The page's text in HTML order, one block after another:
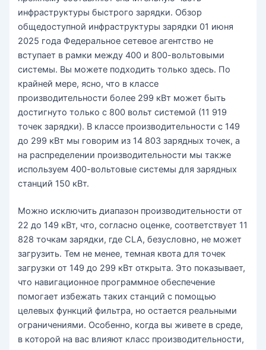
инфраструктуры быстрого зарядки. Обзор
общедоступной инфраструктуры зарядки 01 июня
2025 года Федеральное сетевое агентство не
вступает в рамки между 400 и 800-вольтовыми
системы. Вы можете подходить только здесь. По
крайней мере, ясно, что в классе
производительности более 299 кВт может быть
достигнуто только с 800 вольт системой (11 919
точек зарядки). В классе производительности с 149
до 299 кВт мы говорим из 14 803 зарядных точек, а
на распределении производительности мы также
используем 400-вольтовые системы для зарядных
станций 150 кВт.
Можно исключить диапазон производительности от
22 до 149 кВт, что, согласно оценке, соответствует 11
828 точкам зарядки, где CLA, безусловно, не может
загрузить. Тем не менее, темная квота для точек
загрузки от 149 до 299 кВт открыта. Это показывает,
что навигационное программное обеспечение
помогает избежать таких станций с помощью
целевых функций фильтра, но остается реальными
ограничениями. Особенно, когда вы живете в среде,
в которой на вас влияют класс производительности,